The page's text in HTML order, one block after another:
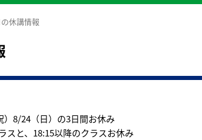
休講情報
）8/24（日）の3日間お休み
スと、18:15以降のクラスお休み